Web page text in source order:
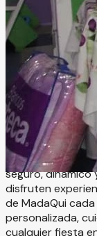
El Mundo de
infantiles
magia, alegría y
año. Este
convivencias y
seguro, dinámico
disfruten
de MadaQui
personalizada,
cualquier fiesta